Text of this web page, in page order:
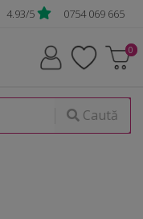
4.93/5 0754 069 665
Caută